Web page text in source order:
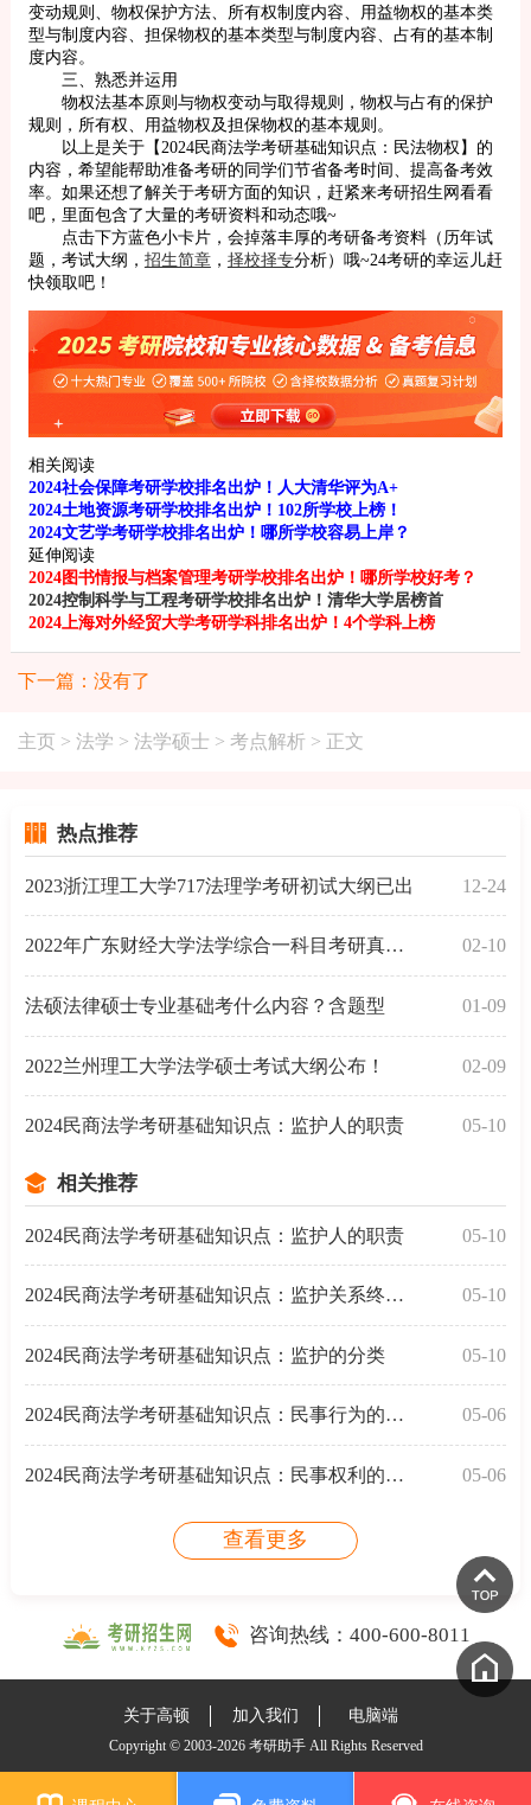
变动规则、物权保护方法、所有权制度内容、用益物权的基本类
型与制度内容、担保物权的基本类型与制度内容、占有的基本制
度内容。
三、熟悉并运用
物权法基本原则与物权变动与取得规则，物权与占有的保护
规则，所有权、用益物权及担保物权的基本规则。
以上是关于【2024民商法学考研基础知识点：民法物权】的
内容，希望能帮助准备考研的同学们节省备考时间、提高备考效
率。如果还想了解关于考研方面的知识，赶紧来考研招生网看看
吧，里面包含了大量的考研资料和动态哦~
点击下方蓝色小卡片，会掉落丰厚的考研备考资料（历年试
题，考试大纲， 招生简章， 择校择专分析）哦~24考研的幸运儿赶
快领取吧！
相关阅读
2024社会保障考研学校排名出炉！人大清华评为A+
2024土地资源考研学校排名出炉！102所学校上榜！
2024文艺学考研学校排名出炉！哪所学校容易上岸？
延伸阅读
2024图书情报与档案管理考研学校排名出炉！哪所学校好考？
2024控制科学与工程考研学校排名出炉！清华大学居榜首
2024上海对外经贸大学考研学科排名出炉！4个学科上榜
下一篇：没有了
主页 > 法学 > 法学硕士 > 考点解析> 正文
热点推荐
2023浙江理工大学717法理学考研初试大纲已出 12-24
2022年广东财经大学法学综合一科目考研真题出炉！ 02-10
法硕法律硕士专业基础考什么内容？含题型 01-09
2022兰州理工大学法学硕士考试大纲公布！ 02-09
2024民商法学考研基础知识点：监护人的职责 05-10
相关推荐
2024民商法学考研基础知识点：监护人的职责 05-10
2024民商法学考研基础知识点：监护关系终止的原因 05-10
2024民商法学考研基础知识点：监护的分类 05-10
2024民商法学考研基础知识点：民事行为的分类 05-06
2024民商法学考研基础知识点：民事权利的概念和特征 05-06
查看更多
咨询热线：400-600-8011
关于高顿 加入我们 电脑端
Copyright © 2003-2026 考研助手 All Rights Reserved